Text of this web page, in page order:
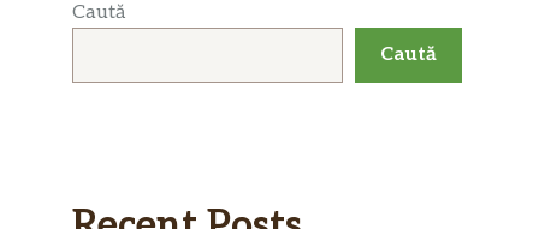
Caută
Caută